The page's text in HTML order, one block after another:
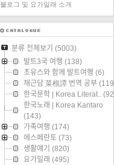
블로그 및 요가일래 소개
분류 전체보기 (5003)
발트3국 여행 (138)
초유스와 함께 발트여행 (6)
채근담 菜根譚 번역 공부 (119)
한국문학 | Korea Literat.. (92)
한국노래 | Korea Kantaro
(143)
가족여행 (174)
에스페란토 (73)
생활얘기 (820)
요가일래 (495)